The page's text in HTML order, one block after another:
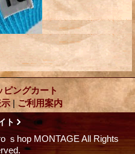
ピングカート
| ご利用案内
ト
ｓhop MONTAGE All Rights